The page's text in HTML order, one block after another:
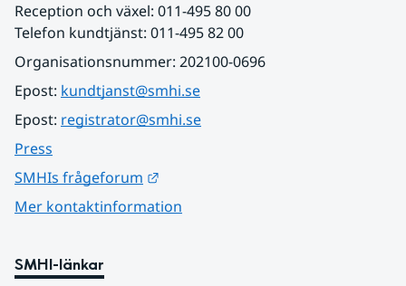
Reception och växel: 011-495 80 00
Telefon kundtjänst: 011-495 82 00
Organisationsnummer: 202100-0696
Epost: kundtjanst@smhi.se
Epost: registrator@smhi.se
Press
SMHIs frågeforum
Mer kontaktinformation
SMHI-länkar